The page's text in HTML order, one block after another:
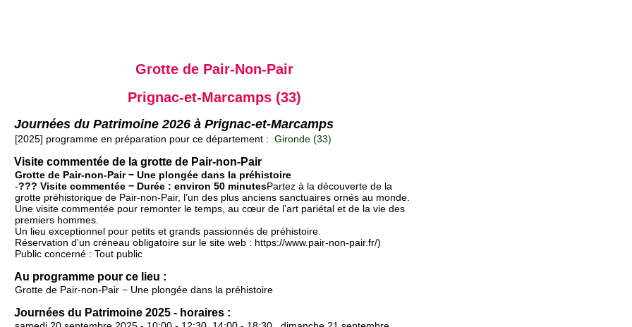
Grotte de Pair-Non-Pair
Prignac-et-Marcamps (33)
Journées du Patrimoine 2026 à Prignac-et-Marcamps
[2025] programme en préparation pour ce département : Gironde (33)
Visite commentée de la grotte de Pair-non-Pair
Grotte de Pair-non-Pair − Une plongée dans la préhistoire
-??? Visite commentée − Durée : environ 50 minutesPartez à la découverte de la
grotte préhistorique de Pair-non-Pair, l’un des plus anciens sanctuaires ornés au monde.
Une visite commentée pour remonter le temps, au cœur de l’art pariétal et de la vie des
premiers hommes.
Un lieu exceptionnel pour petits et grands passionnés de préhistoire.
Réservation d'un créneau obligatoire sur le site web : https://www.pair-non-pair.fr/)
Public concerné : Tout public
Au programme pour ce lieu :
Grotte de Pair-non-Pair − Une plongée dans la préhistoire
Journées du Patrimoine 2025 - horaires :